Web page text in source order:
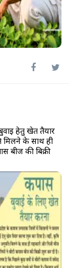
हेतु खेत तैयार
मिलने के साथ ही
बीज की बिक्री